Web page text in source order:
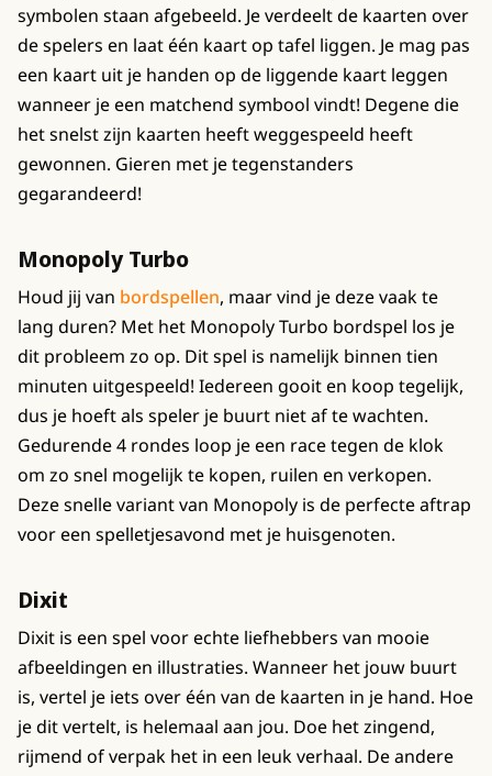
symbolen staan afgebeeld. Je verdeelt de kaarten over
de spelers en laat één kaart op tafel liggen. Je mag pas
een kaart uit je handen op de liggende kaart leggen
wanneer je een matchend symbool vindt! Degene die
het snelst zijn kaarten heeft weggespeeld heeft
gewonnen. Gieren met je tegenstanders
gegarandeerd!
Monopoly Turbo
Houd jij van bordspellen, maar vind je deze vaak te
lang duren? Met het Monopoly Turbo bordspel los je
dit probleem zo op. Dit spel is namelijk binnen tien
minuten uitgespeeld! Iedereen gooit en koop tegelijk,
dus je hoeft als speler je buurt niet af te wachten.
Gedurende 4 rondes loop je een race tegen de klok
om zo snel mogelijk te kopen, ruilen en verkopen.
Deze snelle variant van Monopoly is de perfecte aftrap
voor een spelletjesavond met je huisgenoten.
Dixit
Dixit is een spel voor echte liefhebbers van mooie
afbeeldingen en illustraties. Wanneer het jouw buurt
is, vertel je iets over één van de kaarten in je hand. Hoe
je dit vertelt, is helemaal aan jou. Doe het zingend,
rijmend of verpak het in een leuk verhaal. De andere